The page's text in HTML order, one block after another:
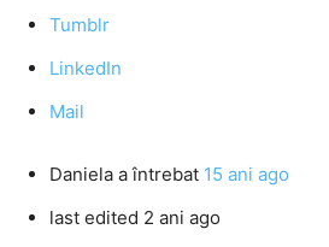
Tumblr
LinkedIn
Mail
Daniela a întrebat 15 ani ago
last edited 2 ani ago